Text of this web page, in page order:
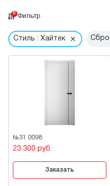
8
Фильтр
Стиль : Хайтек
№31 0098
23 300 руб.
Заказать